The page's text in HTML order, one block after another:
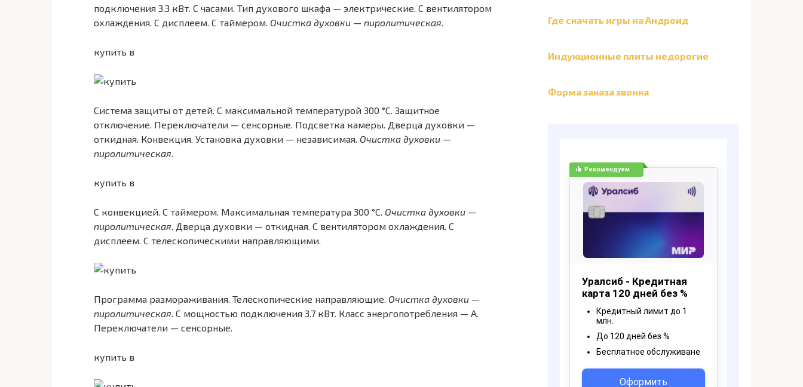
подключения 3.3 кВт. С часами. Тип духового шкафа — электрические. С вентилятором
охлаждения. С дисплеем. С таймером. Очистка духовки — пиролитическая
купить в
Система защиты от детей. С максимальной температурой 300 °C. Защитное
отключение. Переключатели — сенсорные. Подсветка камеры. Дверца духовки —
откидная. Конвекция. Установка духовки — независимая. Очистка духовки —
пиролитическая
купить в
С конвекцией. С таймером. Максимальная температура 300 °C. Очистка духовки —
пиролитическая . Дверца духовки — откидная. С вентилятором охлаждения. С
дисплеем. С телескопическими направляющими.
Программа размораживания. Телескопические направляющие. Очистка духовки —
пиролитическая . С мощностью подключения 3.7 кВт. Класс энергопотребления — A.
Переключатели — сенсорные.
купить в
Где скачать игры на Андроид
Индукционные плиты недорогие
Форма заказа звонка